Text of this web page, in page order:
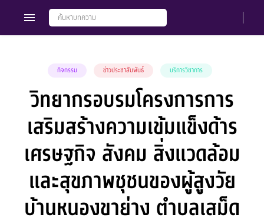
กิจกรรม ข่าวประชาสัมพันธ์ บริการวิชาการ
วิทยากรอบรมโครงการการ
เสริมสร้างความเข้มแข็งด้าร
เศรษฐกิจ สังคม สิ่งแวดล้อม
และสุขภาพชุชนของผู้สูงวัย
บ้านหนองขาย่าง ตำบลเสม็ด
Members Groups